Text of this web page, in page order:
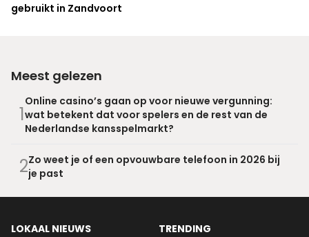
gebruikt in Zandvoort
Meest gelezen
1
Online casino’s gaan op voor nieuwe vergunning:
wat betekent dat voor spelers en de rest van de
Nederlandse kansspelmarkt?
2Zo weet je of een opvouwbare telefoon in 2026 bij
je past
LOKAAL NIEUWS
TRENDING